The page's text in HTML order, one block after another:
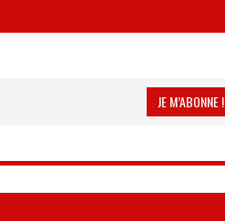
JE M’ABONNE !